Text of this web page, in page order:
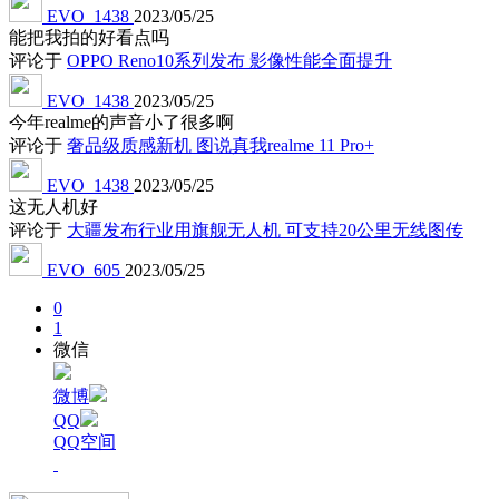
EVO_1438 2023/05/25
能把我拍的好看点吗
评论于 OPPO Reno10系列发布 影像性能全面提升
EVO_1438 2023/05/25
今年realme的声音小了很多啊
评论于 奢品级质感新机 图说真我realme 11 Pro+
EVO_1438 2023/05/25
这无人机好
评论于 大疆发布行业用旗舰无人机 可支持20公里无线图传
EVO_605 2023/05/25
0
1
微信
微博
QQ
QQ空间